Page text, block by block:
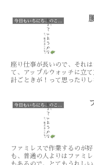
今日もいちにち、のこのこと
座り仕事が長いので、それ
て、アップルウォッチに立
計ごときが！って思ったり
今日もいちにち、のこのこと
ファミレスで作業するのが
も、普通の人よりはファミ